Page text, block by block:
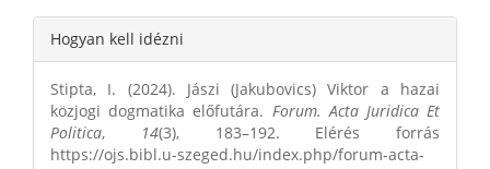
Article
Details
Hogyan kell idézni
Stipta, I. (2024). Jászi (Jakubovics) Viktor a hazai
közjogi dogmatika előfutára. Forum. Acta Juridica Et
Politica, 14(3), 183–192. Elérés forrás
https://ojs.bibl.u-szeged.hu/index.php/forum-acta-